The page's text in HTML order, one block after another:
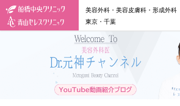
美容外科・美容皮膚科・形成外科
東京・千葉